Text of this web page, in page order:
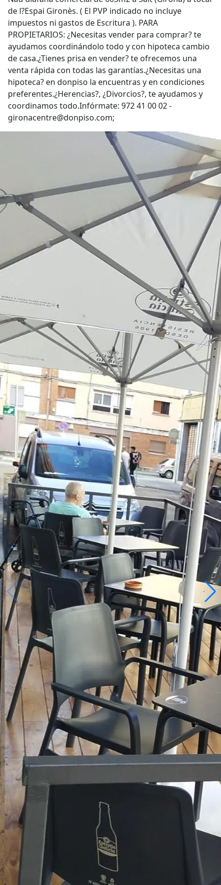
de l?Espai Gironès. ( El PVP indicado no incluye
impuestos ni gastos de Escritura ). PARA
PROPIETARIOS: ¿Necesitas vender para comprar? te
ayudamos coordinándolo todo y con hipoteca cambio
de casa.¿Tienes prisa en vender? te ofrecemos una
venta rápida con todas las garantías.¿Necesitas una
hipoteca? en donpiso la encuentras y en condiciones
preferentes.¿Herencias?, ¿Divorcios?, te ayudamos y
coordinamos todo.Infórmate: 972 41 00 02 -
gironacentre@donpiso.com;